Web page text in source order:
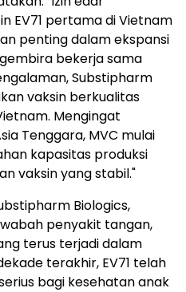
EV71 pertama di Vietnam
penting dalam ekspansi
bekerja sama
Substipharm
vaksin berkualitas
Mengingat
Tenggara, MVC mulai
kapasitas produksi
vaksin yang stabil."
Biologics,
penyakit tangan,
terus terjadi dalam
terakhir, EV71 telah
bagi kesehatan anak